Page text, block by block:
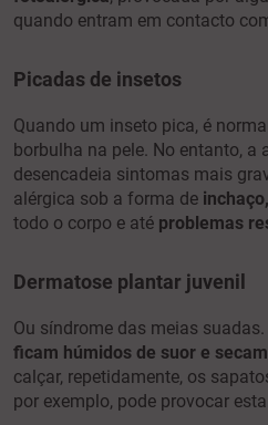
quando entram em contacto
Picadas de insetos
Quando um inseto pica, é
borbulha na pele. No entanto, a
desencadeia sintomas mais
alérgica sob a forma de
todo o corpo e até problemas
Dermatose plantar juvenil
Ou síndrome das meias suadas.
ficam húmidos de suor e
calçar, repetidamente, os
por exemplo, pode provocar